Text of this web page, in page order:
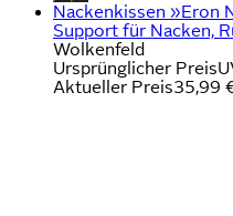
Nackenkissen »Eron
Support für Nacken,
Wolkenfeld
Ursprünglicher Preis
Aktueller Preis35,99